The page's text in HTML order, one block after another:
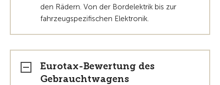
den Rädern. Von der Bordelektrik bis zur
fahrzeugspezifischen Elektronik.
Eurotax-Bewertung des
Gebrauchtwagens